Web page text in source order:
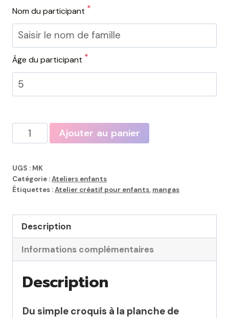
Nom du participant *
Âge du participant *
quantité
de
Passion
Manga
-13
ans)
Ajouter au panier
UGS : MK
Catégorie :Ateliers enfants
Étiquettes :Atelier créatif pour enfants, mangas
Description
Informations complémentaires
Description
Du simple croquis à la planche de